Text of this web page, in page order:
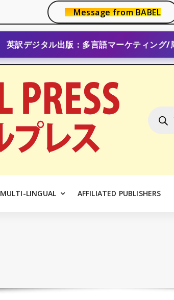
Message from BABEL
英訳デジタル出版：多言語マーケティング/
商
品
検
索
MULTI-LINGUAL AFFILIATED PUBLISHERS